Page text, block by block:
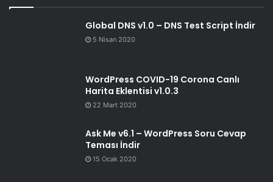
Global DNS v1.0 – DNS Test Script İndir
5 Nisan 2020
WordPress COVID-19 Corona Canlı
Harita Eklentisi v1.0.3
22 Mart 2020
Ask Me v6.1 – WordPress Soru Cevap
Teması İndir
15 Ocak 2020